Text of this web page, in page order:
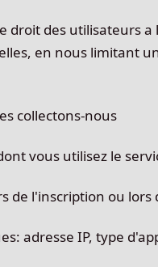
droit des utilisateurs
en nous limitant
collectons-nous
vous utilisez le
de l'inscription ou
adresse IP, type